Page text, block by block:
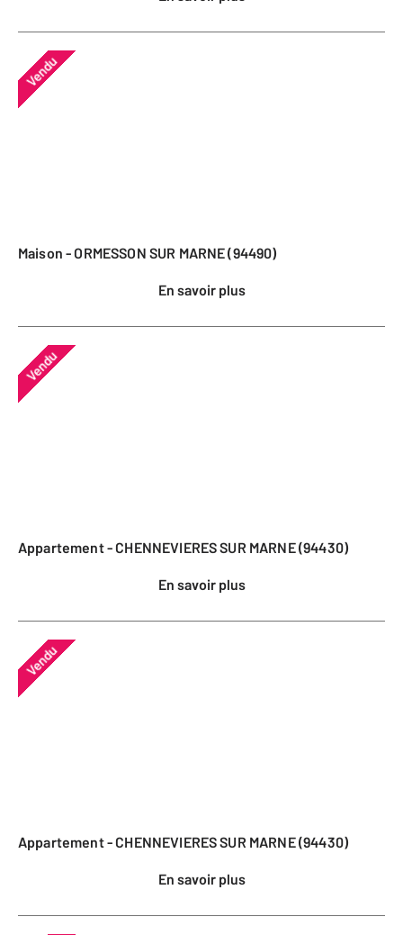
Vendu
Maison - ORMESSON SUR MARNE (94490)
En savoir plus
Vendu
Appartement - CHENNEVIERES SUR MARNE (94430)
En savoir plus
Vendu
Appartement - CHENNEVIERES SUR MARNE (94430)
En savoir plus